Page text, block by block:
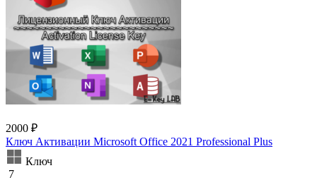
2000 ₽
Ключ Активации Microsoft Office 2021 Professional Plus
Ключ
7